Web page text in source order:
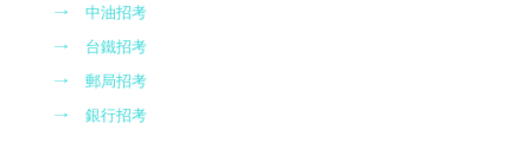
→
中油招考
→
台鐵招考
→
郵局招考
→
銀行招考